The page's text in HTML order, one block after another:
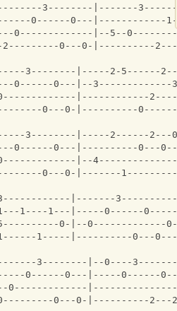
3--------|-------
0------0---|------------
0-------------|--5--
0---0-|----------
3--------|-----2-5------
0------0---|--3-------------
|------------
0---0-|----------
3--------|-----2------2---
0------0---|----------0---
|--
0---0-|-------
|-------
1----1---|-----0------
0-|--0-------------
1-----|----------0---
3--------|--0----
0------0---|-----0------
0-------------
0---0-|----------2---